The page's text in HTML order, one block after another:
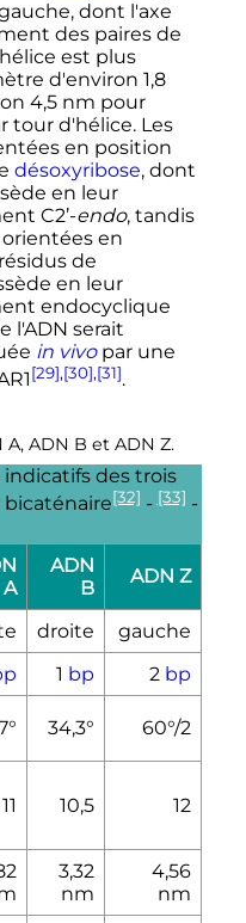
dont l'axe
des paires de
est plus
d'environ 1,8
4,5 nm pour
tour d'hélice. Les
en position
désoxyribose, dont
en leur
C2’-endo, tandis
en
de
en leur
endocyclique
l'ADN serait
in vivopar une
[29],[30],[31].
ADN B et ADN Z.
des trois
bicaténaire[32] -[33] -
A
ADN
B
ADN Z
droite
gauche
1 bp 2 bp
34,3° 60°/2
11 10,5 12
3,32
nm
4,56
nm